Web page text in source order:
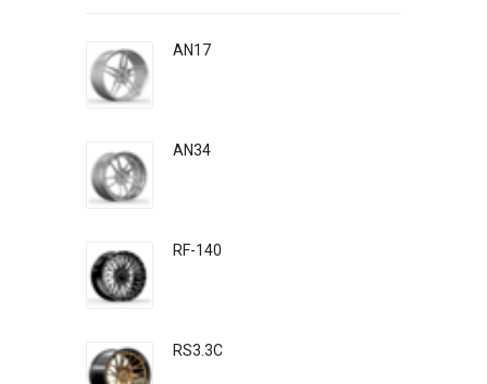
AN17
AN34
RF-140
RS3.3C